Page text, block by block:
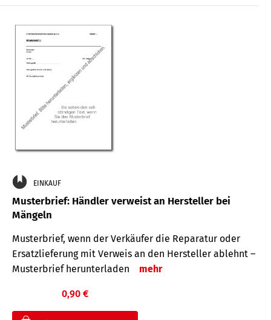
EINKAUF
Musterbrief: Händler verweist an Hersteller bei
Mängeln
Musterbrief, wenn der Verkäufer die Reparatur oder
Ersatzlieferung mit Verweis an den Hersteller ablehnt –
Musterbrief herunterladen
mehr
0,90 €